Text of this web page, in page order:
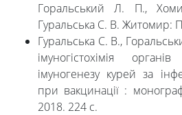
Горальський Л. П.,
Гуральська С. В. Житомир:
Гуральська С. В.,
імуногістохімія
імуногенезу курей за
при вакцинації :
2018. 224 с.